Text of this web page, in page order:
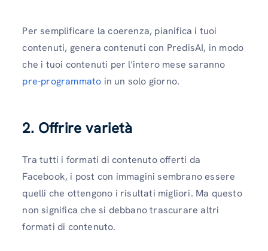
Per semplificare la coerenza, pianifica i tuoi
contenuti, genera contenuti con PredisAI, in modo
che i tuoi contenuti per l'intero mese saranno
pre-programmato in un solo giorno.
2. Offrire varietà
Tra tutti i formati di contenuto offerti da
Facebook, i post con immagini sembrano essere
quelli che ottengono i risultati migliori. Ma questo
non significa che si debbano trascurare altri
formati di contenuto.